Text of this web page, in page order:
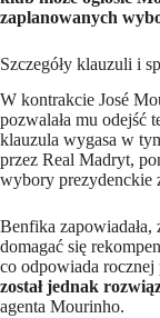
zaplanowanych
Szczegóły klauzuli i
W kontrakcie José
pozwalała mu odejść
klauzula wygasa w
przez Real Madryt,
wybory prezydenckie
Benfika
domagać się
co odpowiada rocznej
został jednak
agenta Mourinho.